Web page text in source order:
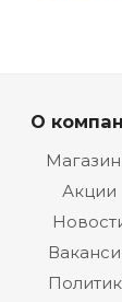
О
Акции